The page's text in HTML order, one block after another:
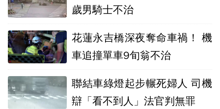
歲男騎士不治
花蓮永吉橋深夜奪命車禍！ 機
車追撞單車9旬翁不治
聯結車綠燈起步輾死婦人 司機
辯「看不到人」法官判無罪